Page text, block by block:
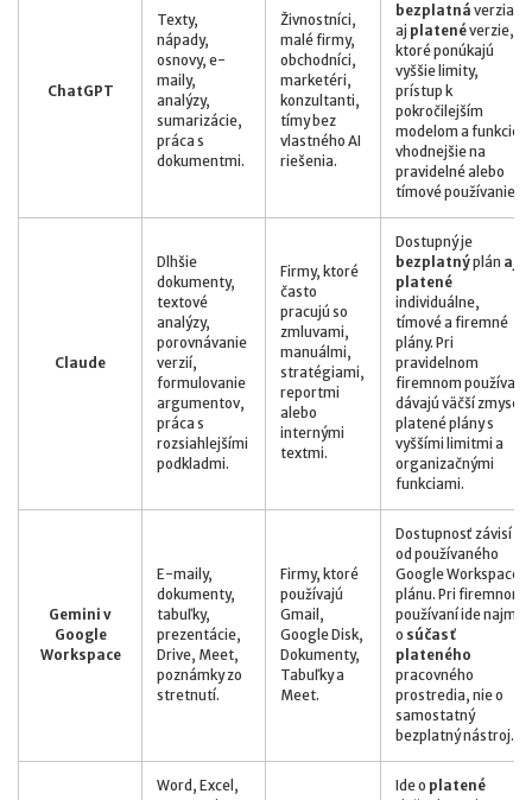
ChatGPT
Texty,
nápady,
osnovy, e-
maily,
analýzy,
sumarizácie,
práca s
dokumentmi.
Živnostníci,
malé firmy,
obchodníci,
marketéri,
konzultanti,
tímy bez
vlastného AI
riešenia.
bezplatná verzia
aj platenéverzie,
ktoré ponúkajú
vyššie limity,
prístup k
pokročilejším
modelom a funkcie
vhodnejšie na
pravidelné alebo
tímové používanie.
Claude
Dlhšie
dokumenty,
textové
analýzy,
porovnávanie
verzií,
formulovanie
argumentov,
práca s
rozsiahlejšími
podkladmi.
Firmy, ktoré
často
pracujú so
zmluvami,
manuálmi,
stratégiami,
reportmi
alebo
internými
textmi.
Dostupný je
bezplatnýplán aj
platené
individuálne,
tímové a firemné
plány. Pri
pravidelnom
firemnom používaní
dávajú väčší zmysel
platené plány s
vyššími limitmi a
organizačnými
funkciami.
Gemini v
Google
Workspace
E-maily,
dokumenty,
tabuľky,
prezentácie,
Drive, Meet,
poznámky zo
stretnutí.
Firmy, ktoré
používajú
Gmail,
Google Disk,
Dokumenty,
Tabuľky a
Meet.
Dostupnosť závisí
od používaného
Google Workspace
plánu. Pri firemnom
používaní ide najmä
o súčasť
plateného
pracovného
prostredia, nie o
samostatný
bezplatný nástroj.
Word, Excel,
Ide o platené